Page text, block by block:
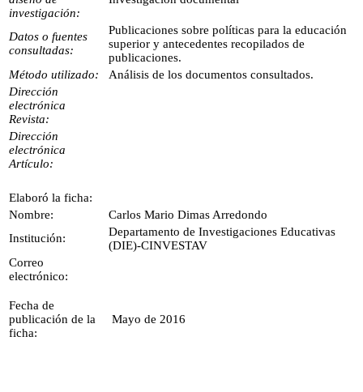
investigación:
Datos o fuentes
consultadas:
Publicaciones sobre políticas para la educación
superior y antecedentes recopilados de
publicaciones.
Método utilizado:
Análisis de los documentos consultados.
Dirección
electrónica
Revista:
Dirección
electrónica
Artículo:
Elaboró la ficha:
Nombre:
Carlos Mario Dimas Arredondo
Institución:
Departamento de Investigaciones Educativas
(DIE)-CINVESTAV
Correo
electrónico:
Fecha de
publicación de la
ficha:
Mayo de 2016